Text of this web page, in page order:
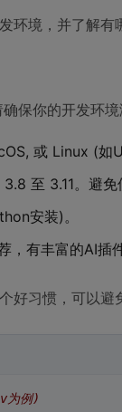
环境，并了解有
保你的开发环境
或 Linux (如
至 3.11。避
安装)。
，有丰富的AI
好习惯，可以避
为例)